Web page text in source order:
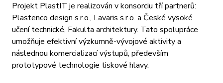
Projekt PlastIT je realizován v konsorciu tří partnerů:
Plastenco design s.r.o., Lavaris s.r.o. a České vysoké
učení technické, Fakulta architektury. Tato spolupráce
umožňuje efektivní výzkumně-vývojové aktivity a
následnou komercializací výstupů, především
prototypové technologie tiskové hlavy.